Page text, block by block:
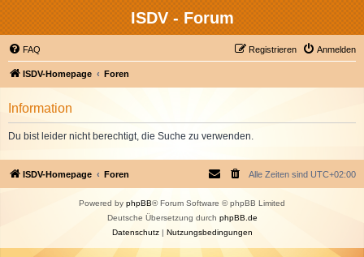
ISDV - Forum
FAQ Anmelden
Registrieren
ISDV-Homepage Foren
Information
Du bist leider nicht berechtigt, die Suche zu verwenden.
ISDV-Homepage Foren Alle Zeiten sind UTC+02:00
Powered by phpBB® Forum Software © phpBB Limited
Deutsche Übersetzung durch phpBB.de
Datenschutz| Nutzungsbedingungen